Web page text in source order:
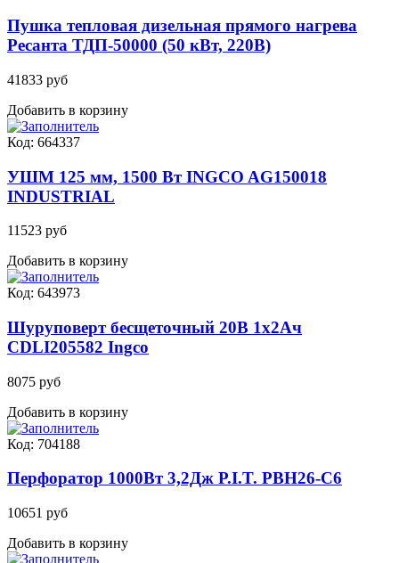
Пушка тепловая дизельная прямого нагрева
Ресанта ТДП-50000 (50 кВт, 220В)
41833 руб
Добавить в корзину
Код: 664337
УШМ 125 мм, 1500 Вт INGCO AG150018
INDUSTRIAL
11523 руб
Добавить в корзину
Код: 643973
Шуруповерт бесщеточный 20В 1x2Ач
CDLI205582 Ingco
8075 руб
Добавить в корзину
Код: 704188
Перфоратор 1000Вт 3,2Дж P.I.T. PBH26-C6
10651 руб
Добавить в корзину